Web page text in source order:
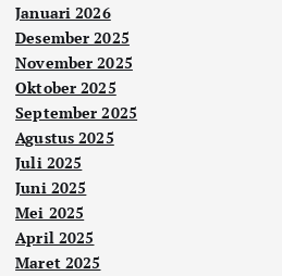
Januari 2026
Desember 2025
November 2025
Oktober 2025
September 2025
Agustus 2025
Juli 2025
Juni 2025
Mei 2025
April 2025
Maret 2025